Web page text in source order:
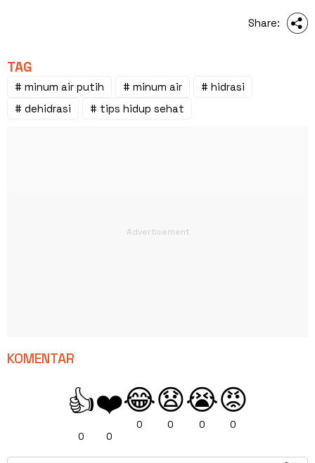
Share:
TAG
# minum air putih # minum air
# hidrasi
# dehidrasi
# tips hidup sehat
KOMENTAR
👍
0
❤️
0
😂
0
😧
0
😭
0
😡
0